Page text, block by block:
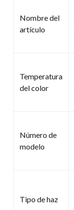
Nombre del
artículo
Temperatura
del color
Número de
modelo
Tipo de haz